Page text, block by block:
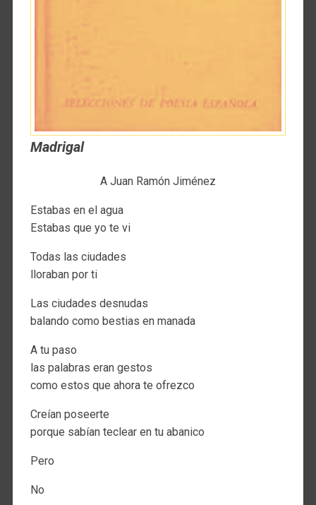
Madrigal
A Juan Ramón Jiménez
Estabas en el agua
Estabas que yo te vi
Todas las ciudades
lloraban por ti
Las ciudades desnudas
balando como bestias en manada
A tu paso
las palabras eran gestos
como estos que ahora te ofrezco
Creían poseerte
porque sabían teclear en tu abanico
Pero
No